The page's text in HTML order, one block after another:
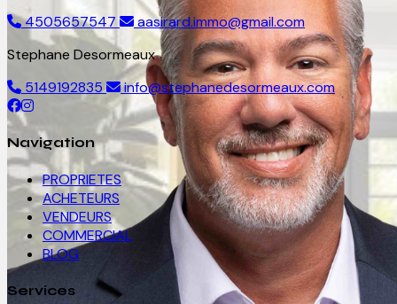
4505657547
aasirard.immo@gmail.com
Stephane Desormeaux
5149192835
info@stephanedesormeaux.com
Navigation
PROPRIETES
ACHETEURS
VENDEURS
COMMERCIAL
BLOG
Services